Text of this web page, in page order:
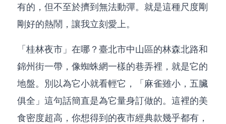
有的，但不至於擠到無法動彈。就是這種尺度剛
剛好的熱鬧，讓我立刻愛上。
「桂林夜市」在哪？臺北市中山區的林森北路和
錦州街一帶，像蜘蛛網一樣的巷弄裡，就是它的
地盤。別以為它小就看輕它，「麻雀雖小，五臟
俱全」這句話簡直是為它量身訂做的。這裡的美
食密度超高，你想得到的夜市經典款幾乎都有，